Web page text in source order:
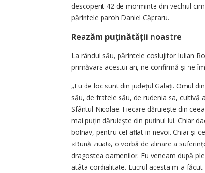
descoperit 42 de morminte din vechiul
părintele paroh Daniel Căpraru.
Reazăm puținătății noastre
La rândul său, părintele coslujitor Iulian
primăvara acestui an, ne confirmă și ne
„Eu de loc sunt din județul Galați. Omul
său, de fratele său, de rudenia sa, cultivă
Sfântul Nicolae. Fiecare dăruiește din
mai puțin dăruiește din puținul lui. Chiar
bolnav, pentru cel aflat în nevoi. Chiar și
«Bună ziua!», o vorbă de alinare a
dragostea oamenilor. Eu veneam după
atâta cordialitate. Lucrul acesta m-a